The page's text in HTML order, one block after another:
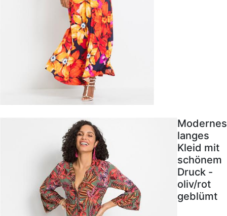
Modernes
langes
Kleid mit
schönem
Druck -
oliv/rot
geblümt